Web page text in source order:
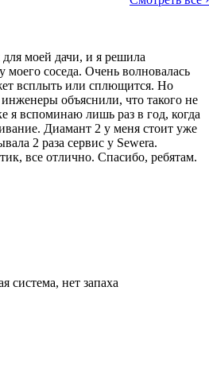
моей дачи, и я решила
моего соседа. Очень волновалась
всплыть или сплющится. Но
объяснили, что такого не
я вспоминаю лишь раз в год, когда
Диамант 2 у меня стоит уже
2 раза сервис у Sewera.
все отлично. Спасибо, ребятам.
система, нет запаха